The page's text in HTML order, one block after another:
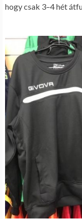
hogy csak 3–4 hét